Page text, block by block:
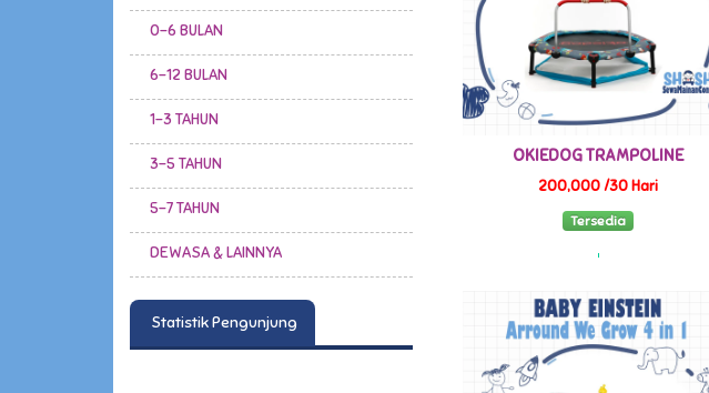
0-6 BULAN
6-12 BULAN
1-3 TAHUN
3-5 TAHUN
5-7 TAHUN
DEWASA & LAINNYA
Statistik Pengunjung
OKIEDOG TRAMPOLINE
200,000 /30 Hari
Tersedia